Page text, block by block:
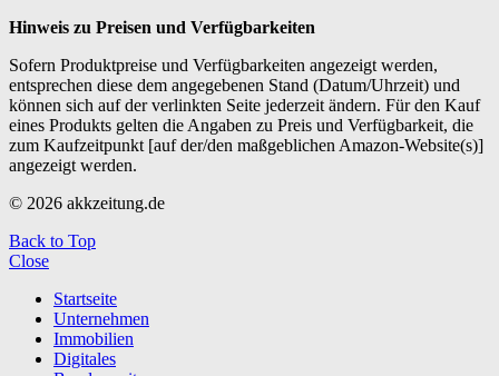
Hinweis zu Preisen und Verfügbarkeiten
Sofern Produktpreise und Verfügbarkeiten angezeigt werden,
entsprechen diese dem angegebenen Stand (Datum/Uhrzeit) und
können sich auf der verlinkten Seite jederzeit ändern. Für den Kauf
eines Produkts gelten die Angaben zu Preis und Verfügbarkeit, die
zum Kaufzeitpunkt [auf der/den maßgeblichen Amazon-Website(s)]
angezeigt werden.
© 2026 akkzeitung.de
Back to Top
Close
Startseite
Unternehmen
Immobilien
Digitales